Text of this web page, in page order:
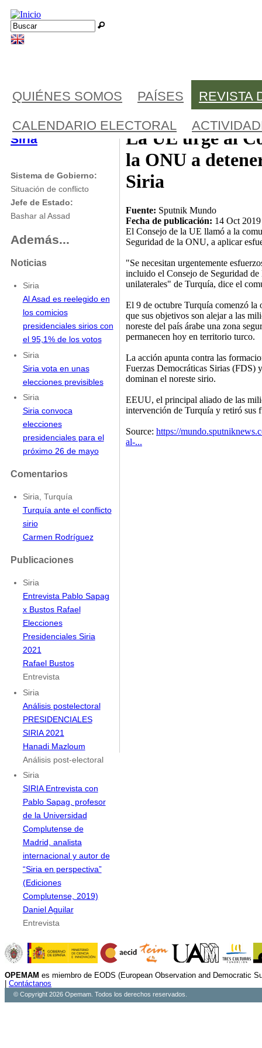
Jump to navigation
Formulario de búsqueda
Buscar
La UE urge al
la ONU a
Siria
Fuente: Sputnik Mundo
Fecha de publicación: 14 Oct 2019
El Consejo de la UE llamó a la
Seguridad de la ONU, a aplicar
"Se necesitan urgentemente
incluido el Consejo de Seguridad
unilaterales" de Turquía, dice el
El 9 de octubre Turquía comenzó la
que sus objetivos son alejar a las
noreste del país árabe una zona
permanecen hoy en territorio turco.
La acción apunta contra las
Fuerzas Democráticas Sirias (FDS)
dominan el noreste sirio.
EEUU, el principal aliado de las
intervención de Turquía y retiró sus
Source: https://
al-...
QUIÉNES SOMOS PAÍSES
REVISTA
CALENDARIO ELECTORAL
Siria
Sistema de Gobierno:
Situación de conflicto
Jefe de Estado:
Bashar al Assad
Además...
Noticias
Siria
Al Asad es reelegido en
los comicios
presidenciales sirios con
el 95,1% de los votos
Siria
Siria vota en unas
elecciones previsibles
Siria
Siria convoca
elecciones
presidenciales para el
próximo 26 de mayo
Comentarios
Siria, Turquía
Turquía ante el conflicto
sirio
Carmen Rodríguez
Publicaciones
Siria
Entrevista Pablo Sapag
x Bustos Rafael
Elecciones
Presidenciales Siria
2021
Rafael Bustos
Entrevista
Siria
Análisis postelectoral
PRESIDENCIALES
SIRIA 2021
Hanadi Mazloum
Análisis post-electoral
Siria
SIRIA Entrevista con
Pablo Sapag, profesor
de la Universidad
Complutense de
Madrid, analista
internacional y autor de
“Siria en perspectiva”
(Ediciones
Complutense, 2019)
Daniel Aguilar
Entrevista
OPEMAM es miembro de EODS (European Observation and Democratic
Contáctanos
© Copyright 2026 Opemam. Todos los derechos reservados.